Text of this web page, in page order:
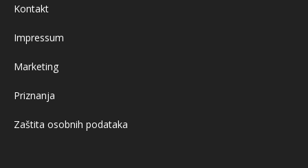
Kontakt
Impressum
Marketing
Priznanja
Zaštita osobnih podataka